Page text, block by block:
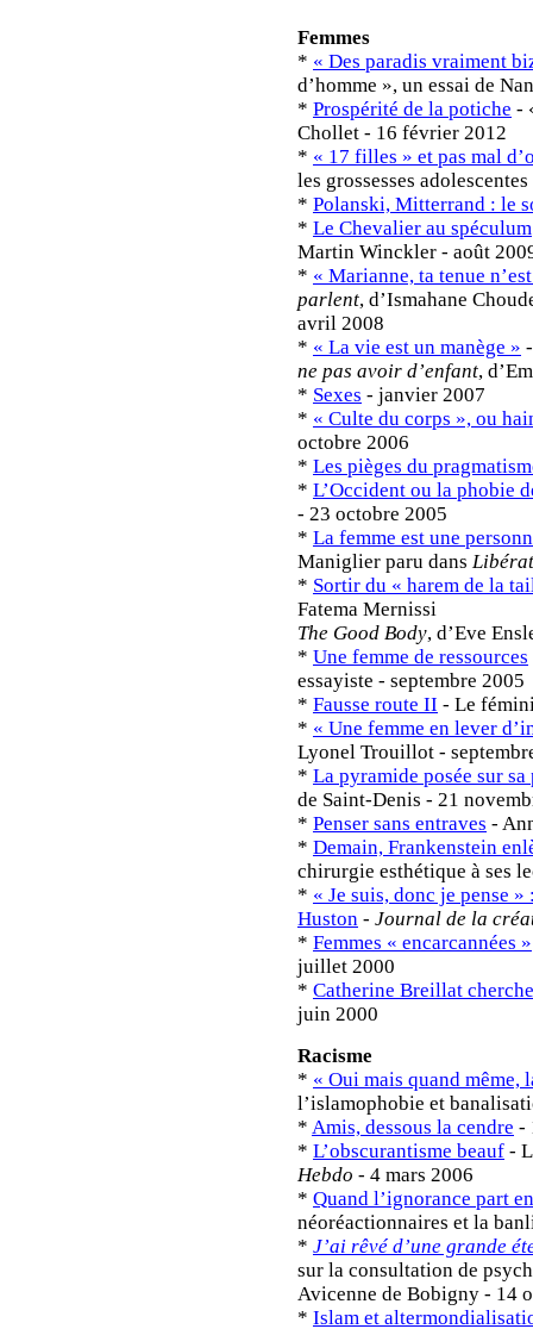
Femmes
* « Des paradis vraiment
d’homme », un essai de
* Prospérité de la potiche -
Chollet - 16 février 2012
* « 17 filles » et pas mal
les grossesses
* Polanski, Mitterrand : le
* Le Chevalier au spéculum
Martin Winckler - août
* « Marianne, ta tenue
parlent, d’Ismahane
avril 2008
* « La vie est un manège »
ne pas avoir d’enfant,
* Sexes - janvier 2007
* « Culte du corps », ou
octobre 2006
* Les pièges du
* L’Occident ou la phobie
- 23 octobre 2005
* La femme est une
Maniglier paru dans
* Sortir du « harem de la
Fatema Mernissi
The Good Body, d’Eve
* Une femme de ressources
essayiste - septembre 2005
* Fausse route II - Le
* « Une femme en lever
Lyonel Trouillot -
* La pyramide posée sur sa
de Saint-Denis - 21
* Penser sans entraves -
* Demain, Frankenstein
chirurgie esthétique à ses
* « Je suis, donc je pense
Huston - Journal de la
* Femmes « encarcannées »
juillet 2000
* Catherine Breillat
juin 2000
Racisme
* « Oui mais quand même,
l’islamophobie et
* Amis, dessous la cendre -
* L’obscurantisme beauf -
Hebdo - 4 mars 2006
* Quand l’ignorance part
néoréactionnaires et la
* J’ai rêvé d’une grande
sur la consultation de
Avicenne de Bobigny - 14
* Islam et